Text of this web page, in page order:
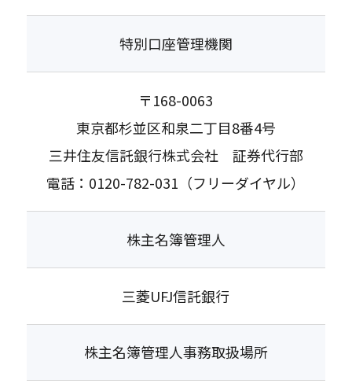
特別口座管理機関
〒168-0063
東京都杉並区和泉二丁目8番4号
三井住友信託銀行株式会社 証券代行部
電話： 0120-782-031 （フリーダイヤル）
株主名簿管理人
三菱UFJ信託銀行
株主名簿管理人事務取扱場所